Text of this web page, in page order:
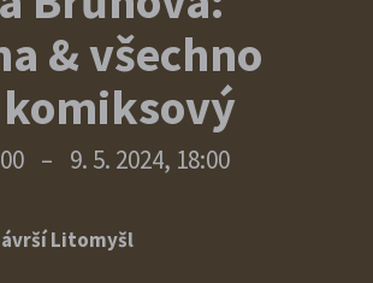
& všechno
– 9. 5. 2024, 18:00
Litomyšl